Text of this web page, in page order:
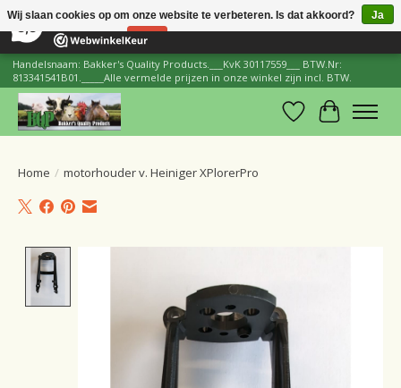
206 Reviews ×
Handelsnaam: Bakker's Quality Products.___KvK 30117559___ BTW.Nr:
813341541B01._____Alle vermelde prijzen in onze winkel zijn incl. BTW.
Verlanglijst
Home / motorhouder v. Heiniger XPlorerPro
Wij slaan cookies op om onze website te verbeteren. Is dat akkoord?
Ja
Nee